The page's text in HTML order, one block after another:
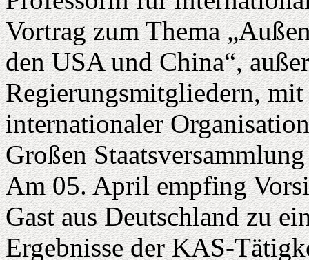
Vortrag zum Thema
den USA und China“,
Regierungsmitgliedern,
internationaler
Großen Staatsversammlung
Am 05. April empfing
Gast aus Deutschland zu
Ergebnisse der KAS-